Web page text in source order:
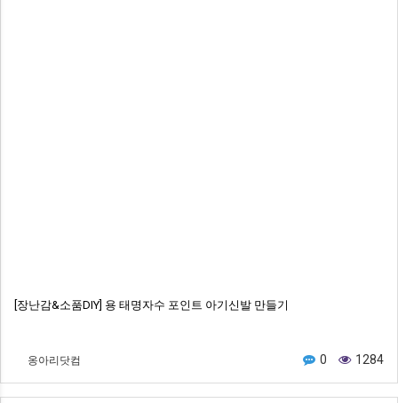
[장난감&소품DIY] 용 태명자수 포인트 아기신발 만들기
옹아리닷컴 0 1284